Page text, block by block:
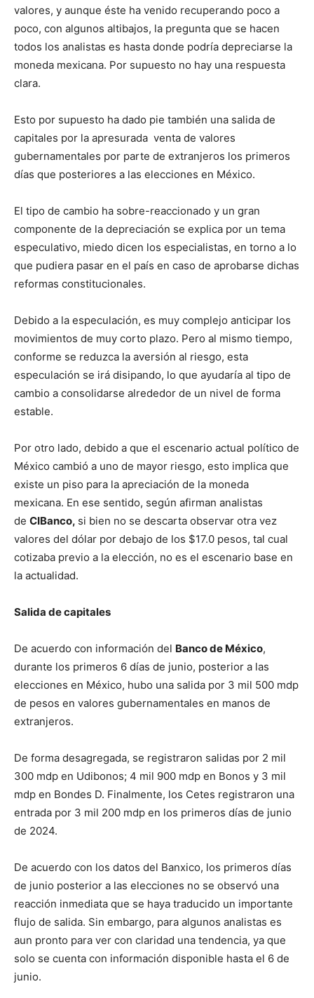
valores, y aunque éste ha venido recuperando poco a
poco, con algunos altibajos, la pregunta que se hacen
todos los analistas es hasta donde podría depreciarse la
moneda mexicana. Por supuesto no hay una respuesta
clara.
Esto por supuesto ha dado pie también una salida de
capitales por la apresurada venta de valores
gubernamentales por parte de extranjeros los primeros
días que posteriores a las elecciones en México.
El tipo de cambio ha sobre-reaccionado y un gran
componente de la depreciación se explica por un tema
especulativo, miedo dicen los especialistas, en torno a lo
que pudiera pasar en el país en caso de aprobarse dichas
reformas constitucionales.
Debido a la especulación, es muy complejo anticipar los
movimientos de muy corto plazo. Pero al mismo tiempo,
conforme se reduzca la aversión al riesgo, esta
especulación se irá disipando, lo que ayudaría al tipo de
cambio a consolidarse alrededor de un nivel de forma
estable.
Por otro lado, debido a que el escenario actual político de
México cambió a uno de mayor riesgo, esto implica que
existe un piso para la apreciación de la moneda
mexicana. En ese sentido, según afirman analistas
de CIBanco, si bien no se descarta observar otra vez
valores del dólar por debajo de los $17.0 pesos, tal cual
cotizaba previo a la elección, no es el escenario base en
la actualidad.
Salida de capitales
De acuerdo con información del Banco de México,
durante los primeros 6 días de junio, posterior a las
elecciones en México, hubo una salida por 3 mil 500 mdp
de pesos en valores gubernamentales en manos de
extranjeros.
De forma desagregada, se registraron salidas por 2 mil
300 mdp en Udibonos; 4 mil 900 mdp en Bonos y 3 mil
mdp en Bondes D. Finalmente, los Cetes registraron una
entrada por 3 mil 200 mdp en los primeros días de junio
de 2024.
De acuerdo con los datos del Banxico, los primeros días
de junio posterior a las elecciones no se observó una
reacción inmediata que se haya traducido un importante
flujo de salida. Sin embargo, para algunos analistas es
aun pronto para ver con claridad una tendencia, ya que
solo se cuenta con información disponible hasta el 6 de
junio.